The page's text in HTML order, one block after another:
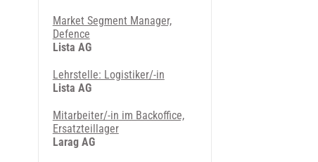
Market Segment Manager,
Defence
Lista AG
Lehrstelle: Logistiker/-in
Lista AG
Mitarbeiter/-in im Backoffice,
Ersatzteillager
Larag AG